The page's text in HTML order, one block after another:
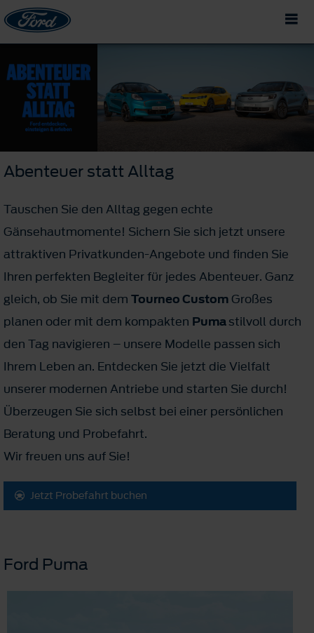
Abenteuer statt Alltag
Tauschen Sie den Alltag gegen echte
Gänsehautmomente! Sichern Sie sich jetzt unsere
attraktiven Privatkunden-Angebote und finden Sie
Ihren perfekten Begleiter für jedes Abenteuer. Ganz
gleich, ob Sie mit dem Tourneo Custom Großes
planen oder mit dem kompakten Pumastilvoll durch
den Tag navigieren – unsere Modelle passen sich
Ihrem Leben an. Entdecken Sie jetzt die Vielfalt
unserer modernen Antriebe und starten Sie durch!
Überzeugen Sie sich selbst bei einer persönlichen
Beratung und Probefahrt.
Wir freuen uns auf Sie!
Jetzt Probefahrt buchen
Ford Puma